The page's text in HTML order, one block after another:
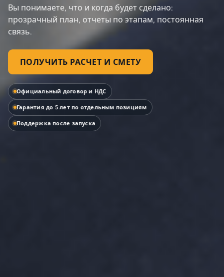
Вы понимаете, что и когда будет сделано:
прозрачный план, отчеты по этапам, постоянная
связь.
ПОЛУЧИТЬ РАСЧЕТ И СМЕТУ
Официальный договор и НДС
Гарантия до 5 лет по отдельным позициям
Поддержка после запуска